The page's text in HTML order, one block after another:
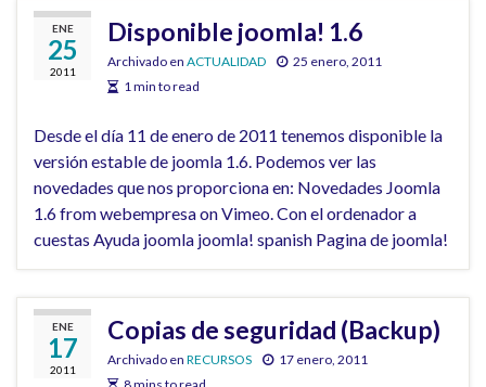
ENE
25
2011
Disponible joomla! 1.6
Archivado en ACTUALIDAD
25 enero, 2011
1 min to read
Desde el día 11 de enero de 2011 tenemos disponible la
versión estable de joomla 1.6. Podemos ver las
novedades que nos proporciona en: Novedades Joomla
1.6 from webempresa on Vimeo. Con el ordenador a
cuestas Ayuda joomla joomla! spanish Pagina de joomla!
ENE
17
2011
Copias de seguridad (Backup)
Archivado en RECURSOS
17 enero, 2011